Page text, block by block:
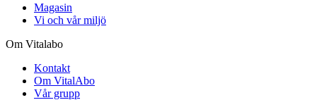
Magasin
Vi och vår miljö
Om Vitalabo
Kontakt
Om VitalAbo
Vår grupp